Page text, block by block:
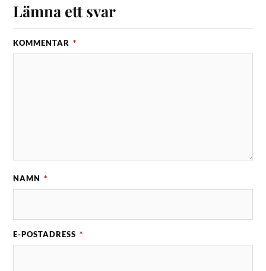
Lämna ett svar
KOMMENTAR *
NAMN *
E-POSTADRESS *